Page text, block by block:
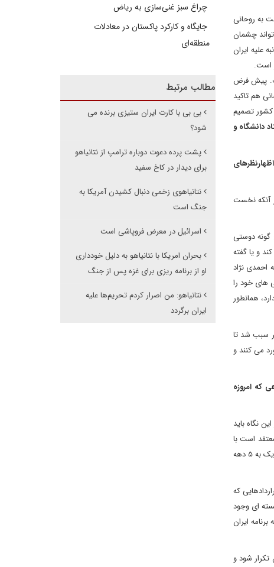
به روحانی
چشمان
علیه ایران
است.
پیش فرض
هم تاکید
کشور تصمیم
دانشگاه و
از آنکه نخست
گونه دوستی
و یا گفته
احمدی نژاد
های خود را
همانطور
سبب شد تا
می کنند و
که امروزه
نگاه باید
است با
نزدیکی به ایران به اهداف خود دست پیدا خواهد کرد تا اینکه از ایران دوری کند. به عنوان مثال امریکایی ها در رابطه با کوبا و شخص فیدل کاسترو نزدیک به ۵ دهه
که
ای وجود
ایران
تکرار شود و
چراغ سبز غنی‌سازی به ریاض
جایگاه و کارکرد پاکستان در معادلات
منطقه‌ای
مطالب مرتبط
بی بی با کارت ایران ستیزی برنده می
شود؟
پشت پرده دعوت دوباره ترامپ از نتانیاهو
برای دیدار در کاخ سفید
نتانیاهوی زخمی دنبال کشیدن آمریکا به
جنگ است
اسرائیل در معرض فروپاشی است
بحران امریکا با نتانیاهو به دلیل خودداری
او از برنامه ریزی برای غزه پس از جنگ
نتانیاهو: من اصرار کردم تحریم‌ها علیه
ایران برگردد